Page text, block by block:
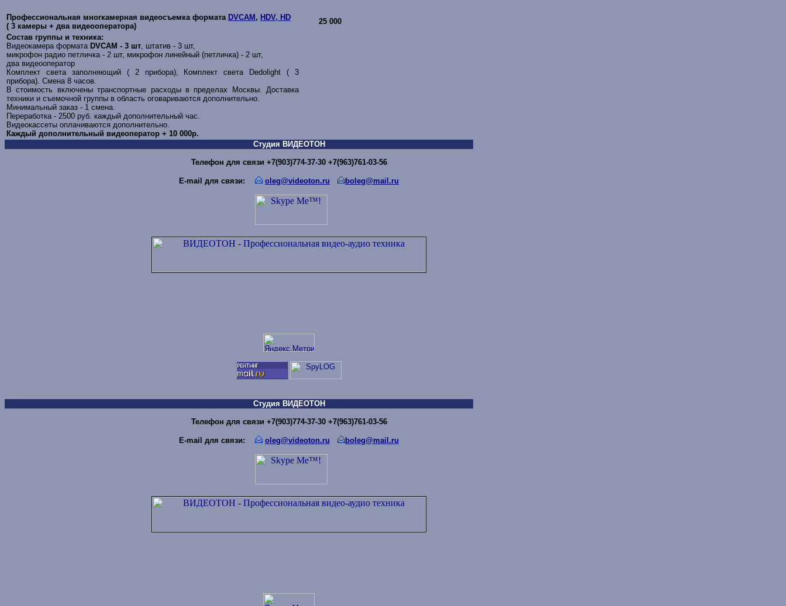
Профессиональная многкамерная видеосъемка формата DVCAM , HDV, HD
( 3 камеры + два видеооператора)
25 000
Состав группы и техника:
Видеокамера формата DVCAM - 3 шт, штатив - 3 шт,
микрофон радио петличка - 2 шт, микрофон линейный (петличка) - 2 шт,
два видеооператор
Комплект света заполняющий( 2 прибора), Комплект света Dedolight ( 3
прибора). Смена 8 часов.
В стоимость включены транспортные расходы в пределах Москвы. Доставка
техники и съемочной группы в область оговариваются дополнительно.
Минимальный заказ - 1 смена.
Переработка - 2500 руб. каждый дополнительный час.
Видеокассеты оплачиваются дополнительно.
Каждый дополнительный видеоператор + 10 000р.
Студия ВИДЕОТОН
Телефон для связи +7(903)774-37-30 +7(963)761-03-56
E-mail для связи: oleg@videoton.ru boleg@mail.ru
Студия ВИДЕОТОН
Телефон для связи +7(903)774-37-30 +7(963)761-03-56
E-mail для связи: oleg@videoton.ru boleg@mail.ru